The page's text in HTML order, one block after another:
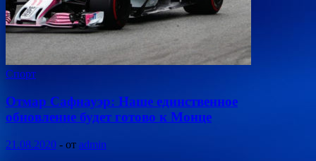
Спорт
Отмар Сафнауэр: Наше единственное
обновление будет готово к Монце
21.08.2020 - от admin